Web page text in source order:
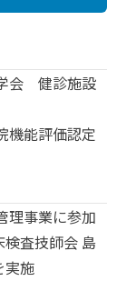
会 健診施設
機能評価認定
理事業に参加
査技師会 島
実施